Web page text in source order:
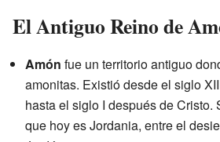
El Antiguo Reino de
Amón fue un territorio antiguo
amonitas. Existió desde el siglo
hasta el siglo I después de Cristo.
que hoy es Jordania, entre el